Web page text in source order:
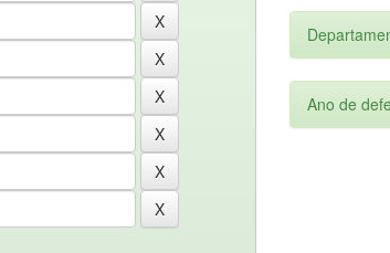
Ano de